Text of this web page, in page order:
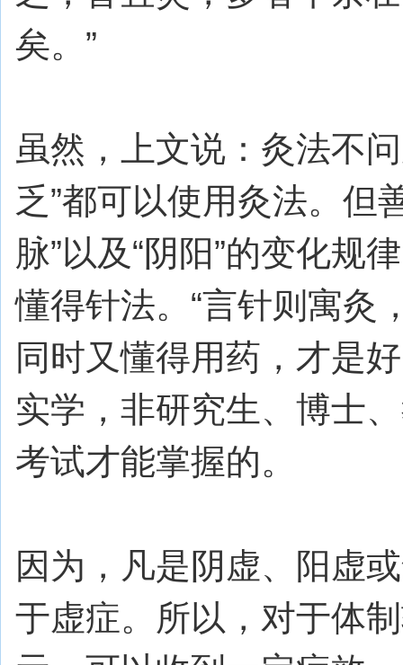
矣。”
虽然，上文说：灸法不
乏”都可以使用灸法。但
脉”以及“阴阳”的变化规
懂得针法。“言针则寓灸
同时又懂得用药，才是
实学，非研究生、博士
考试才能掌握的。
因为，凡是阴虚、阳虚
于虚症。所以，对于体